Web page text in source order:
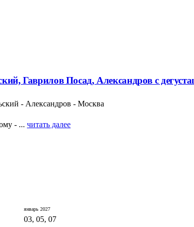
Гаврилов Посад, Александров с
- Александров - Москва
- ... читать далее
январь 2027
03, 05, 07